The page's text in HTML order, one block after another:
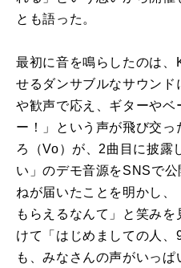
とも語った。
最初に音を鳴らしたのは
せるダンサブルなサウン
や歓声で応え、ギターやベ
ー！」という声が飛び交
ろ（Vo）が、2曲目に披露
い」のデモ音源をSNSで
ねが届いたことを明かし
もらえるなんて」と笑み
けて「はじめましての人
も、みなさんの声がいっ